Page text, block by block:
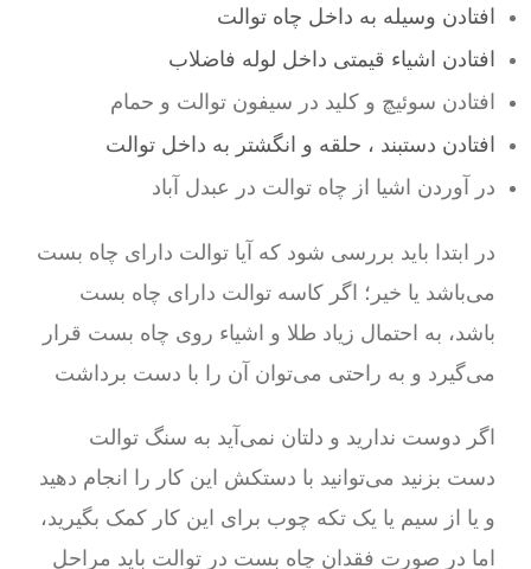
افتادن وسیله به داخل چاه توالت
افتادن اشیاء قیمتی داخل لوله فاضلاب
افتادن سوئیچ و کلید در سیفون توالت و حمام
افتادن دستبند ، حلقه و انگشتر به داخل توالت
در آوردن اشیا از چاه توالت در عبدل آباد
در ابتدا باید بررسی شود که آیا توالت دارای چاه بست
می‌باشد یا خیر؛ اگر کاسه توالت دارای چاه بست
باشد، به احتمال زیاد طلا و اشیاء روی چاه بست قرار
می‌گیرد و به راحتی می‌توان آن را با دست برداشت
اگر دوست ندارید و دلتان نمی‌آید به سنگ توالت
دست بزنید می‌توانید با دستکش این کار را انجام دهید
و یا از سیم یا یک تکه چوب برای این کار کمک بگیرید،
اما در صورت فقدان چاه بست در توالت باید مراحل